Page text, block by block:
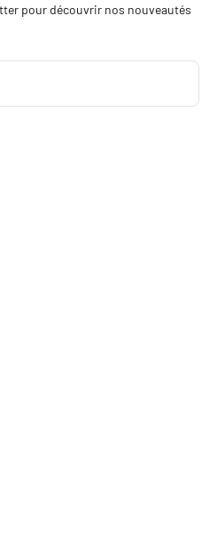
pour découvrir nos nouveautés